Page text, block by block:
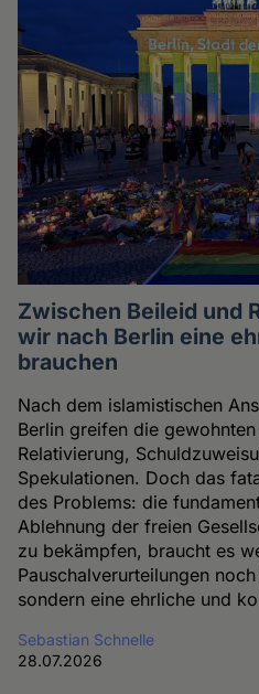
Zwischen Beileid und
wir nach Berlin eine
brauchen
Nach dem islamistischen
Berlin greifen die
Relativierung,
Spekulationen. Doch das
des Problems: die
Ablehnung der freien
zu bekämpfen, braucht es
Pauschalverurteilungen
sondern eine ehrliche und
Sebastian Schnelle
28.07.2026